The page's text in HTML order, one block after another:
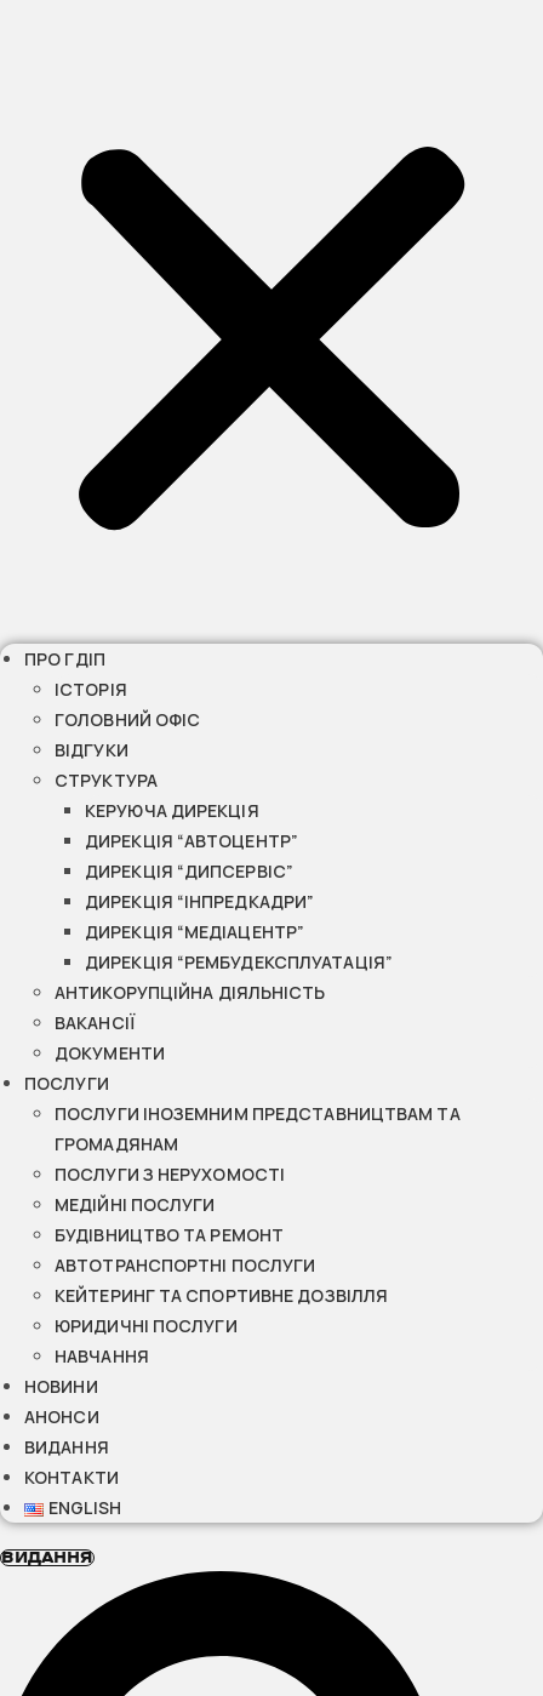
ПРО ГДІП
ІСТОРІЯ
ГОЛОВНИЙ ОФІС
ВІДГУКИ
СТРУКТУРА
КЕРУЮЧА ДИРЕКЦІЯ
ДИРЕКЦІЯ “АВТОЦЕНТР”
ДИРЕКЦІЯ “ДИПСЕРВІС”
ДИРЕКЦІЯ “ІНПРЕДКАДРИ”
ДИРЕКЦІЯ “МЕДІАЦЕНТР”
ДИРЕКЦІЯ “РЕМБУДЕКСПЛУАТАЦІЯ”
АНТИКОРУПЦІЙНА ДІЯЛЬНІСТЬ
ВАКАНСІЇ
ДОКУМЕНТИ
ПОСЛУГИ
ПОСЛУГИ ІНОЗЕМНИМ ПРЕДСТАВНИЦТВАМ ТА
ГРОМАДЯНАМ
ПОСЛУГИ З НЕРУХОМОСТІ
МЕДІЙНІ ПОСЛУГИ
БУДІВНИЦТВО ТА РЕМОНТ
АВТОТРАНСПОРТНІ ПОСЛУГИ
КЕЙТЕРИНГ ТА СПОРТИВНЕ ДОЗВІЛЛЯ
ЮРИДИЧНІ ПОСЛУГИ
НАВЧАННЯ
НОВИНИ
АНОНСИ
ВИДАННЯ
КОНТАКТИ
ENGLISH
ВИДАННЯ